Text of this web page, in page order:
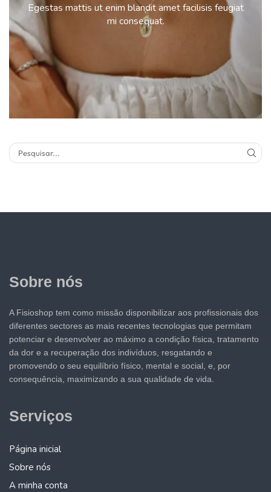
Egestas mattis ut enim blandit amet facilisis feugiat
mi consequat.
Sobre nós
A Fisioshop tem como missão disponibilizar aos profissionais dos
diferentes sectores as mais recentes tecnologias que permitam
potenciar e desenvolver ao máximo a condição física, tratamento
da dor e a recuperação dos indivíduos, resgatando e
promovendo o seu equilíbrio físico, mental e social, e, por
consequência, maximizando a sua qualidade de vida.
Serviços
Página inicial
Sobre nós
A minha conta